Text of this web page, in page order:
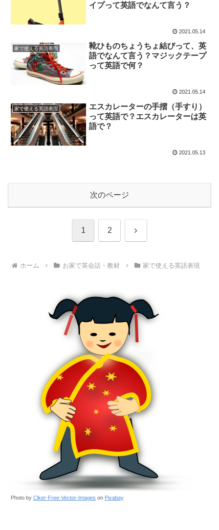
イプって英語でなんて言う？
2021.05.14
家で使える英語表現
靴ひものちょうちょ結びって、英
語でなんて言う？マジックテープ
って英語で何？
2021.05.14
家で使える英語表現
エスカレーターの手摺（手すり）
って英語で？エスカレーターは英
語で？
2021.05.13
次のページ
1 2 次
ホーム お家で英会話・教材 家で使える英語表現
Photo by Clker-Free-Vector-Images on Pixabay